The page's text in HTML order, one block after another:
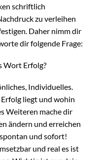
schriftlich
zu verleihen
Daher nimm dir
dir folgende Frage:
Wort Erfolg?
Individuelles.
liegt und wohin
Weiteren mache dir
ändern und erreichen
und sofort!
und real es ist